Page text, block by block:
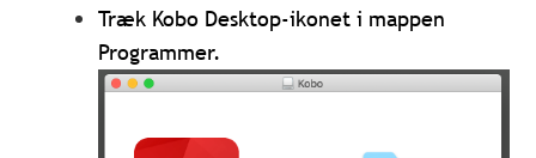
Træk Kobo Desktop-ikonet i mappen
Programmer.